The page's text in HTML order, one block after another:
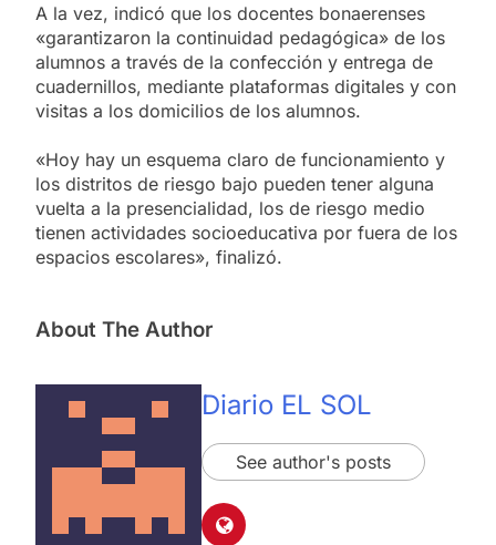
A la vez, indicó que los docentes bonaerenses
«garantizaron la continuidad pedagógica» de los
alumnos a través de la confección y entrega de
cuadernillos, mediante plataformas digitales y con
visitas a los domicilios de los alumnos.
«Hoy hay un esquema claro de funcionamiento y
los distritos de riesgo bajo pueden tener alguna
vuelta a la presencialidad, los de riesgo medio
tienen actividades socioeducativa por fuera de los
espacios escolares», finalizó.
About The Author
Diario EL SOL
See author's posts